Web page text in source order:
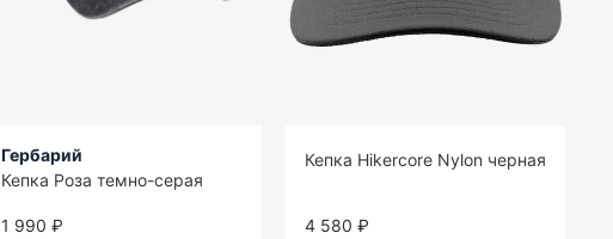
Гербарий
Кепка Роза темно-серая
1 990 ₽
Кепка Hikercore Nylon черная
4 580 ₽